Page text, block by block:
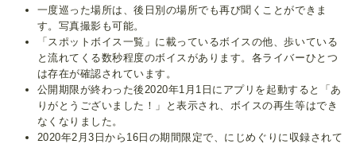
一度巡った場所は、後日別の場所でも再び聞くことができま
す。写真撮影も可能。
「スポットボイス一覧」に載っているボイスの他、歩いている
と流れてくる数秒程度のボイスがあります。各ライバーひとつ
は存在が確認されています。
公開期限が終わった後2020年1月1日にアプリを起動すると「あ
りがとうございました！」と表示され、ボイスの再生等はでき
なくなりました。
2020年2月3日から16日の期間限定で、にじめぐりに収録されて